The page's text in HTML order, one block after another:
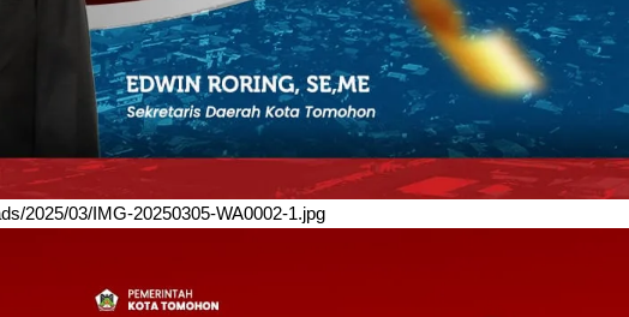
2025/03/IMG-20250305-WA0002-1.jpg